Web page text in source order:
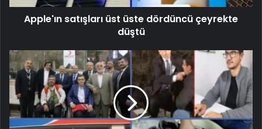
Apple'ın satışları üst üste dördüncü çeyrekte
düştü